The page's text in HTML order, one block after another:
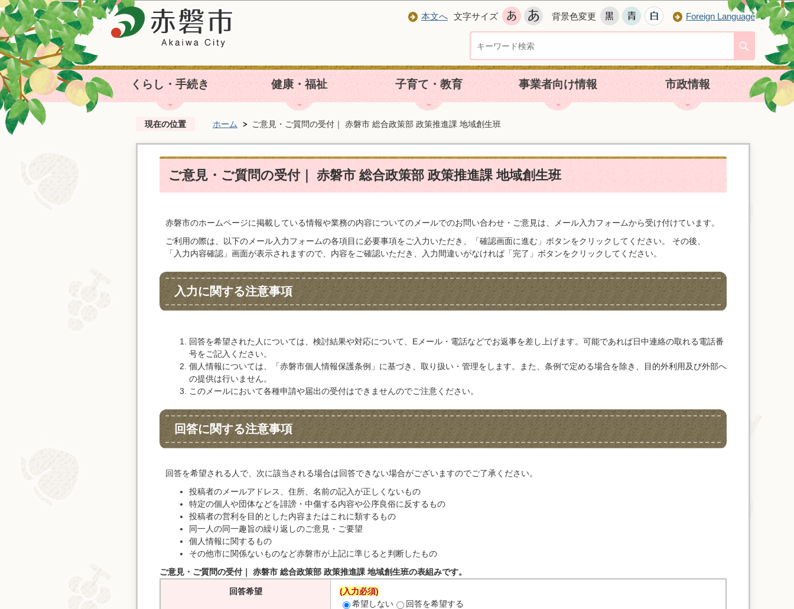
本文へ 文字サイズ 背景色変更 Foreign Language
くらし・手続き 健康・福祉 子育て・教育 事業者向け情報 市政情報
現在の位置 ホーム ご意見・ご質問の受付｜ 赤磐市 総合政策部 政策推進課 地域創生班
ご意見・ご質問の受付｜ 赤磐市 総合政策部 政策推進課 地域創生班
赤磐市のホームページに掲載している情報や業務の内容についてのメールでのお問い合わせ・ご意見は、メール入力フォームから受け付けています。
ご利用の際は、以下のメール入力フォームの各項目に必要事項をご入力いただき、「確認画面に進む」ボタンをクリックしてください。 その後、
「入力内容確認」画面が表示されますので、内容をご確認いただき、入力間違いがなければ「完了」ボタンをクリックしてください。
入力に関する注意事項
回答を希望された人については、検討結果や対応について、Eメール・電話などでお返事を差し上げます。可能であれば日中連絡の取れる電話番
号をご記入ください。
個人情報については、「赤磐市個人情報保護条例」に基づき、取り扱い・管理をします。また、条例で定める場合を除き、目的外利用及び外部へ
の提供は行いません。
このメールにおいて各種申請や届出の受付はできませんのでご注意ください。
回答に関する注意事項
回答を希望される人で、次に該当される場合は回答できない場合がございますのでご了承ください。
投稿者のメールアドレス、住所、名前の記入が正しくないもの
特定の個人や団体などを誹謗・中傷する内容や公序良俗に反するもの
投稿者の営利を目的とした内容またはこれに類するもの
同一人の同一趣旨の繰り返しのご意見・ご要望
個人情報に関するもの
その他市に関係ないものなど赤磐市が上記に準じると判断したもの
ご意見・ご質問の受付｜ 赤磐市 総合政策部 政策推進課 地域創生班の表組みです。
回答希望
(入力必須)
希望しない
回答を希望する